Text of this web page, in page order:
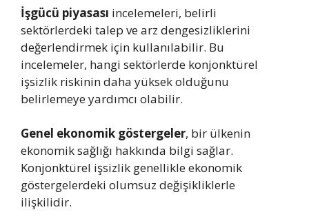
İşgücü piyasası incelemeleri, belirli
sektörlerdeki talep ve arz dengesizliklerini
değerlendirmek için kullanılabilir. Bu
incelemeler, hangi sektörlerde konjonktürel
işsizlik riskinin daha yüksek olduğunu
belirlemeye yardımcı olabilir.
Genel ekonomik göstergeler, bir ülkenin
ekonomik sağlığı hakkında bilgi sağlar.
Konjonktürel işsizlik genellikle ekonomik
göstergelerdeki olumsuz değişikliklerle
ilişkilidir.